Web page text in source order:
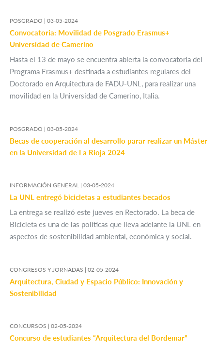
POSGRADO | 03-05-2024
Convocatoria: Movilidad de Posgrado Erasmus+
Universidad de Camerino
Hasta el 13 de mayo se encuentra abierta la convocatoria del
Programa Erasmus+ destinada a estudiantes regulares del
Doctorado en Arquitectura de FADU-UNL, para realizar una
movilidad en la Universidad de Camerino, Italia.
POSGRADO | 03-05-2024
Becas de cooperación al desarrollo parar realizar un Máster
en la Universidad de La Rioja 2024
INFORMACIÓN GENERAL | 03-05-2024
La UNL entregó bicicletas a estudiantes becados
La entrega se realizó este jueves en Rectorado. La beca de
Bicicleta es una de las políticas que lleva adelante la UNL en
aspectos de sostenibilidad ambiental, económica y social.
CONGRESOS Y JORNADAS | 02-05-2024
Arquitectura, Ciudad y Espacio Público: Innovación y
Sostenibilidad
CONCURSOS | 02-05-2024
Concurso de estudiantes “Arquitectura del Bordemar”